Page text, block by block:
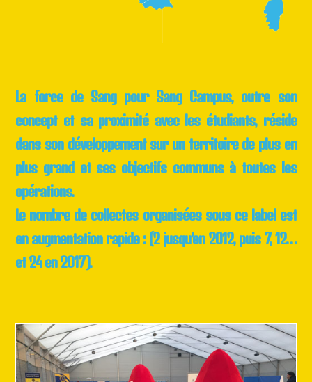
La force de Sang pour Sang Campus, outre son
concept et sa proximité avec les étudiants, réside
dans son développement sur un territoire de plus en
plus grand et ses objectifs communs à toutes les
opérations.
Le nombre de collectes organisées sous ce label est
en augmentation rapide : (2 jusqu’en 2012, puis 7, 12…
et 24 en 2017).